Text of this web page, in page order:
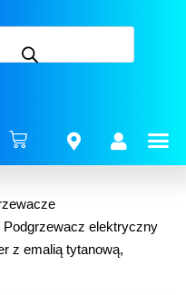
Podgrzewacz elektryczny
z emalią tytanową,